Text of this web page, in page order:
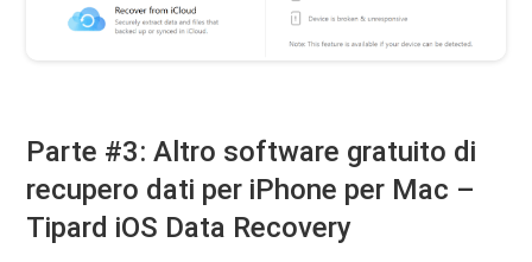
Parte #3: Altro software gratuito di
recupero dati per iPhone per Mac –
Tipard iOS Data Recovery